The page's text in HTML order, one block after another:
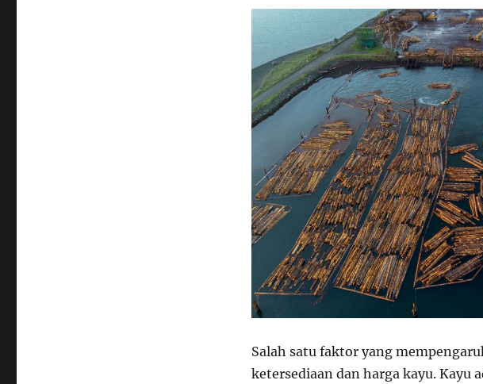
Salah satu faktor yang
ketersediaan dan harga kayu. Kayu